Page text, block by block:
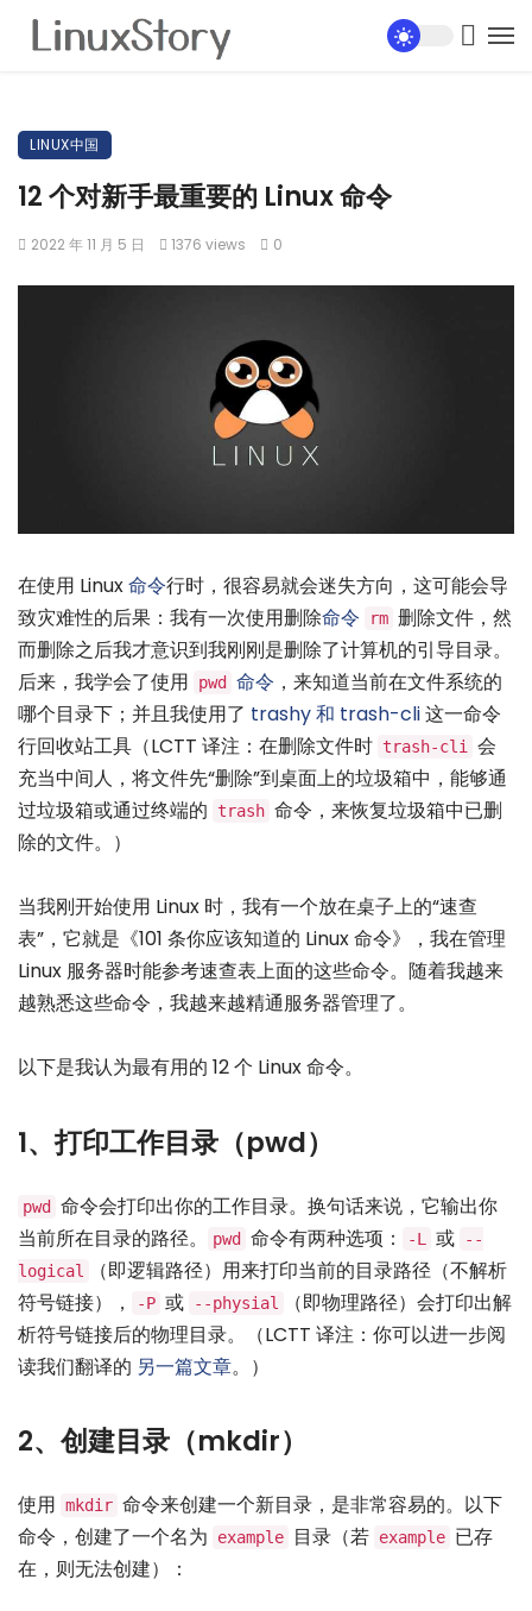
LINUX中国
12 个对新手最重要的 Linux 命令
2022 年 11 月 5 日 1376 views 0
在使用 Linux命令行时，很容易就会迷失方向，这可能会导
致灾难性的后果：我有一次使用删除命令 rm 删除文件，然
而删除之后我才意识到我刚刚是删除了计算机的引导目录。
后来，我学会了使用
pwd 命令 ，来知道当前在文件系统的
哪个目录下；并且我使用了 trashy 和 trash-cli这一命令
行回收站工具（LCTT 译注：在删除文件时 trash-cli
会
充当中间人，将文件先“删除”到桌面上的垃圾箱中，能够通
过垃圾箱或通过终端的
trash 命令，来恢复垃圾箱中已删
除的文件。）
当我刚开始使用 Linux 时，我有一个放在桌子上的“速查
表”，它就是《101 条你应该知道的 Linux 命令》，我在管理
Linux 服务器时能参考速查表上面的这些命令。随着我越来
越熟悉这些命令，我越来越精通服务器管理了。
以下是我认为最有用的 12 个 Linux 命令。
1、打印工作目录（pwd）
pwd 命令会打印出你的工作目录。换句话来说，它输出你
当前所在目录的路径。
pwd 命令有两种选项： -L 或
--
logical
（即逻辑路径）用来打印当前的目录路径（不解析
符号链接），
-P 或 --physial
（即物理路径）会打印出解
析符号链接后的物理目录。（LCTT 译注：你可以进一步阅
读我们翻译的 另一篇文章。）
2、创建目录（mkdir）
使用 mkdir 命令来创建一个新目录，是非常容易的。以下
命令，创建了一个名为
example 目录（若 example 已存
在，则无法创建）：